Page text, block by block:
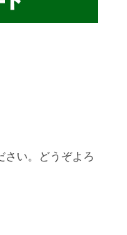
さい。どうぞよろ